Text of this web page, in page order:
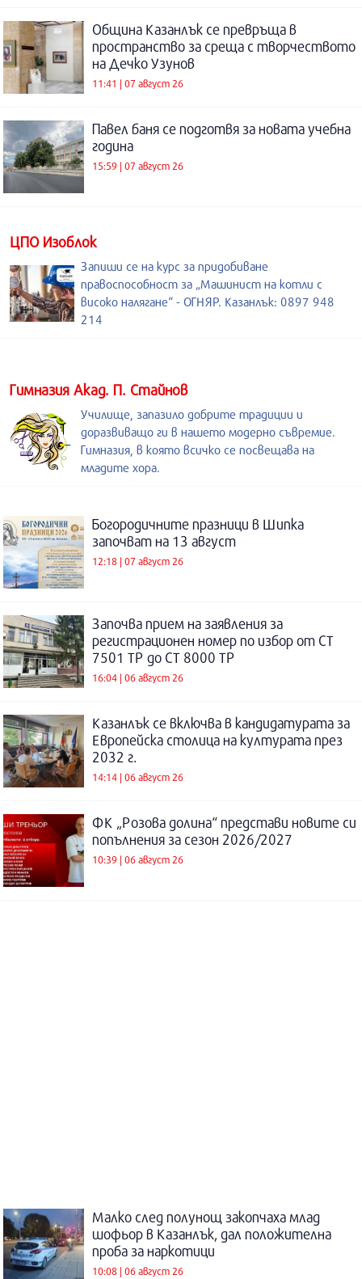
Община Казанлък се превръща в
пространство за среща с творчеството
на Дечко Узунов
11:41 | 07 август 26
Павел баня се подготвя за новата учебна
година
15:59 | 07 август 26
ЦПО Изоблок
Запиши се на курс за придобиване
правоспособност за „Машинист на котли с
високо налягане“ - ОГНЯР. Казанлък: 0897 948
214
Гимназия Акад. П. Стайнов
Училище, запазило добрите традиции и
доразвиващо ги в нашето модерно съвремие.
Гимназия, в която всичко се посвещава на
младите хора.
Богородичните празници в Шипка
започват на 13 август
12:18 | 07 август 26
Започва прием на заявления за
регистрационен номер по избор от СТ
7501 ТР до СТ 8000 ТР
16:04 | 06 август 26
Казанлък се включва в кандидатурата за
Европейска столица на културата през
2032 г.
14:14 | 06 август 26
ФК „Розова долина“ представи новите си
попълнения за сезон 2026/2027
10:39 | 06 август 26
Малко след полунощ закопчаха млад
шофьор в Казанлък, дал положителна
проба за наркотици
10:08 | 06 август 26